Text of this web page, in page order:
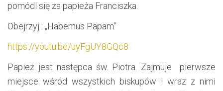
pomódl się za papieża Franciszka.
Obejrzyj : „Habemus Papam”
https://youtu.be/uyFgUY8GQc8
Papież jest następca św. Piotra. Zajmuje pierwsze
miejsce wśród wszystkich biskupów i wraz z nimi